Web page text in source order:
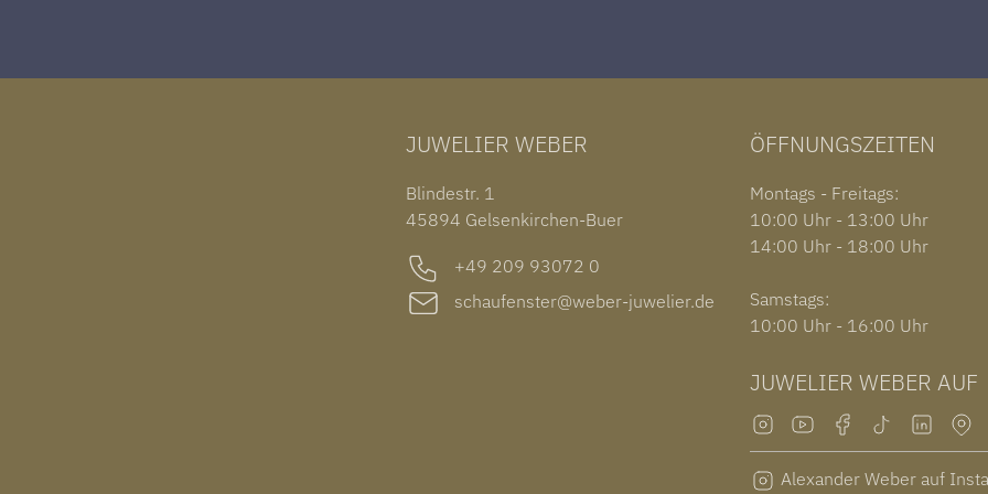
JUWELIER WEBER
Blindestr. 1
45894 Gelsenkirchen-Buer
+49 209 93072 0
schaufenster@weber-juwelier.de
ÖFFNUNGSZEITEN
Montags - Freitags:
10:00 Uhr - 13:00 Uhr
14:00 Uhr - 18:00 Uhr
Samstags:
10:00 Uhr - 16:00 Uhr
JUWELIER WEBER AUF
Alexander Weber auf